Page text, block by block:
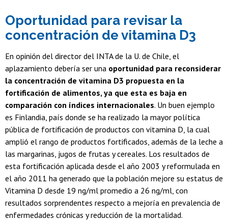
Oportunidad para revisar la
concentración de vitamina D3
En opinión del director del INTA de la U. de Chile, el
aplazamiento debería ser una oportunidad para reconsiderar
la concentración de vitamina D3 propuesta en la
fortificación de alimentos, ya que esta es baja en
comparación con índices internacionales. Un buen ejemplo
es Finlandia, país donde se ha realizado la mayor política
pública de fortificación de productos con vitamina D, la cual
amplió el rango de productos fortificados, además de la leche a
las margarinas, jugos de frutas y cereales. Los resultados de
esta fortificación aplicada desde el año 2003 y reformulada en
el año 2011 ha generado que la población mejore su estatus de
Vitamina D desde 19 ng/ml promedio a 26 ng/ml, con
resultados sorprendentes respecto a mejoría en prevalencia de
enfermedades crónicas y reducción de la mortalidad.